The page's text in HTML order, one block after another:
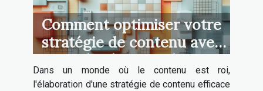
Comment optimiser votre
stratégie de contenu avec
un calendrier marketing
Dans un monde où le contenu est roi,
l'élaboration d'une stratégie de contenu efficace